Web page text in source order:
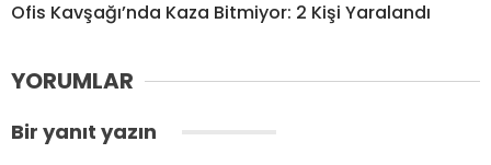
Ofis Kavşağı’nda Kaza Bitmiyor: 2 Kişi Yaralandı
YORUMLAR
Bir yanıt yazın